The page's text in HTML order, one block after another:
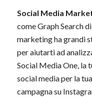
Social Media
come Graph Search
marketing ha grandi
per aiutarti ad
Social Media One, la
social media per la
campagna su